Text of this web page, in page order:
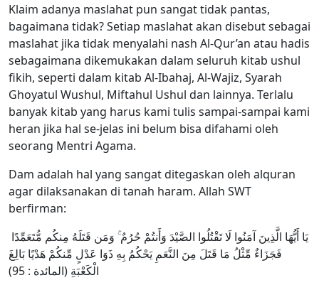
Klaim adanya maslahat pun sangat tidak pantas,
bagaimana tidak? Setiap maslahat akan disebut sebagai
maslahat jika tidak menyalahi nash Al-Qur’an atau hadis
sebagaimana dikemukakan dalam seluruh kitab ushul
fikih, seperti dalam kitab Al-Ibahaj, Al-Wajiz, Syarah
Ghoyatul Wushul, Miftahul Ushul dan lainnya. Terlalu
banyak kitab yang harus kami tulis sampai-sampai kami
heran jika hal se-jelas ini belum bisa difahami oleh
seorang Mentri Agama.
Dam adalah hal yang sangat ditegaskan oleh alquran
agar dilaksanakan di tanah haram. Allah SWT
berfirman:
فَجَزَاءٌ مِّثْلُ مَا قَتَلَ مِنَ النَّعَمِ يَحْكُمُ بِهِ ذَوَا عَدْلٍ مِّنكُمْ هَدْيًا بَالِغَ